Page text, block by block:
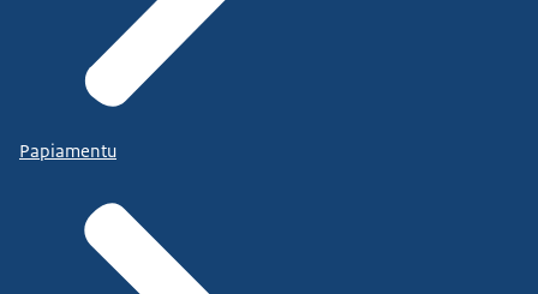
Papiamentu